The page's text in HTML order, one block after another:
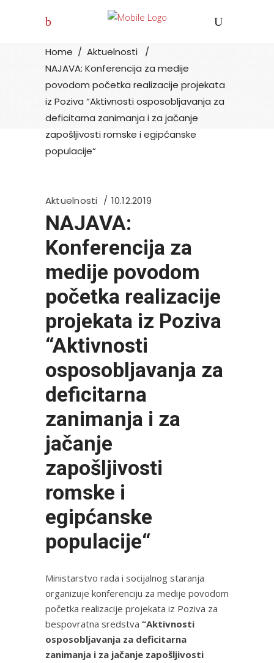
Joint EU
Home / Aktuelnosti
/
NAJAVA: Konferencija za medije
povodom početka realizacije projekata
iz Poziva “Aktivnosti osposobljavanja za
deficitarna zanimanja i za jačanje
zapošljivosti romske i egipćanske
populacije“
Aktuelnosti 10.12.2019
NAJAVA:
Konferencija za
medije povodom
početka realizacije
projekata iz Poziva
“Aktivnosti
osposobljavanja za
deficitarna
zanimanja i za
jačanje
zapošljivosti
romske i
egipćanske
populacije“
Ministarstvo rada i socijalnog staranja
organizuje konferenciju za medije povodom
početka realizacije projekata iz Poziva za
bespovratna sredstva “Aktivnosti
osposobljavanja za deficitarna
zanimanja i za jačanje zapošljivosti